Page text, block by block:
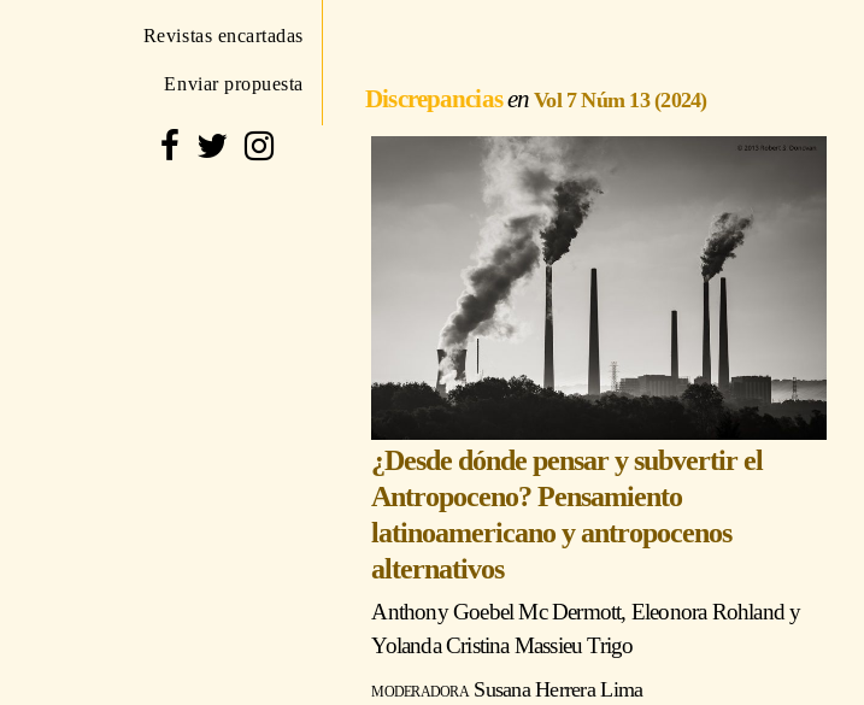
Revistas encartadas
Enviar propuesta Discrepancias Vol 7 Núm 13 (2024)
¿Desde dónde pensar y subvertir el
Antropoceno? Pensamiento
latinoamericano y antropocenos
alternativos
Anthony Goebel Mc Dermott, Eleonora Rohlandy
Yolanda Cristina Massieu Trigo
moderadoraSusana Herrera Lima